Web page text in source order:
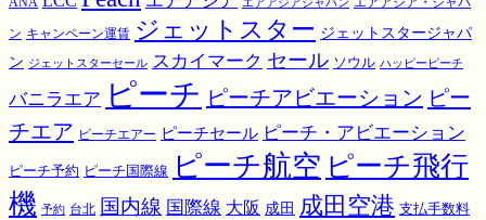
エアアジアジャパン エアアジア・ジャパ
ン キャンペーン運賃 ジェットスター ジェットスタージャパ
ン ジェットスターセール スカイマーク セール ソウル ハッピーピーチ
バニラエア ピーチ ピーチアビエーション ピー
チエア ピーチエアー ピーチセール ピーチ・アビエーション
ピーチ予約 ピーチ国際線 ピーチ航空 ピーチ飛行
機 予約 台北 国内線 国際線 大阪 成田 成田空港 支払手数料